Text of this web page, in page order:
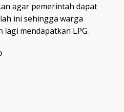
agar pemerintah dapat
ini sehingga warga
mendapatkan LPG.